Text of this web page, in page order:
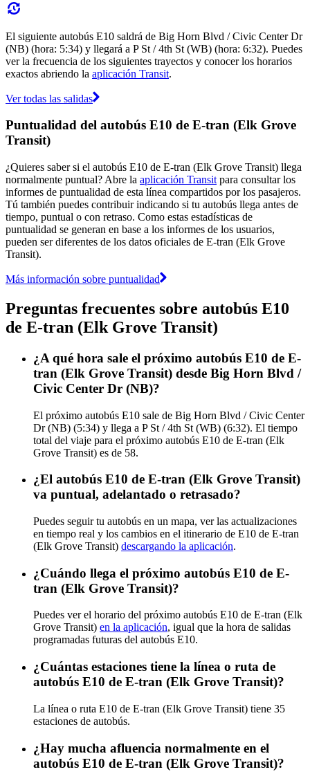
El siguiente autobús E10 saldrá de Big Horn Blvd / Civic Center Dr
(NB) (hora: 5:34) y llegará a P St / 4th St (WB) (hora: 6:32). Puedes
ver la frecuencia de los siguientes trayectos y conocer los horarios
exactos abriendo la aplicación Transit.
Ver todas las salidas
Puntualidad del autobús E10 de E-tran (Elk Grove
Transit)
¿Quieres saber si el autobús E10 de E-tran (Elk Grove Transit) llega
normalmente puntual? Abre la aplicación Transit para consultar los
informes de puntualidad de esta línea compartidos por los pasajeros.
Tú también puedes contribuir indicando si tu autobús llega antes de
tiempo, puntual o con retraso. Como estas estadísticas de
puntualidad se generan en base a los informes de los usuarios,
pueden ser diferentes de los datos oficiales de E-tran (Elk Grove
Transit).
Más información sobre puntualidad
Preguntas frecuentes sobre autobús E10
de E-tran (Elk Grove Transit)
¿A qué hora sale el próximo autobús E10 de E-
tran (Elk Grove Transit) desde Big Horn Blvd /
Civic Center Dr (NB)?
El próximo autobús E10 sale de Big Horn Blvd / Civic Center
Dr (NB) (5:34) y llega a P St / 4th St (WB) (6:32). El tiempo
total del viaje para el próximo autobús E10 de E-tran (Elk
Grove Transit) es de 58.
¿El autobús E10 de E-tran (Elk Grove Transit)
va puntual, adelantado o retrasado?
Puedes seguir tu autobús en un mapa, ver las actualizaciones
en tiempo real y los cambios en el itinerario de E10 de E-tran
(Elk Grove Transit) descargando la aplicación.
¿Cuándo llega el próximo autobús E10 de E-
tran (Elk Grove Transit)?
Puedes ver el horario del próximo autobús E10 de E-tran (Elk
Grove Transit) en la aplicación, igual que la hora de salidas
programadas futuras del autobús E10.
¿Cuántas estaciones tiene la línea o ruta de
autobús E10 de E-tran (Elk Grove Transit)?
La línea o ruta E10 de E-tran (Elk Grove Transit) tiene 35
estaciones de autobús.
¿Hay mucha afluencia normalmente en el
autobús E10 de E-tran (Elk Grove Transit)?